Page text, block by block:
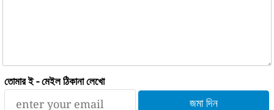
তোমার ই - মেইল ঠিকানা লেখো